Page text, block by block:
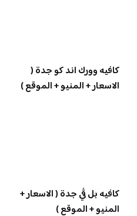
كافيه وورك اند كو جدة (
الاسعار + المنيو + الموقع )
كافيه بل ڤي جدة ( الاسعار +
المنيو + الموقع )